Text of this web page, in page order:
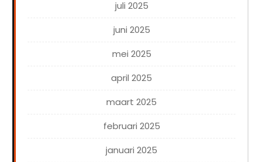
juli 2025
juni 2025
mei 2025
april 2025
maart 2025
februari 2025
januari 2025